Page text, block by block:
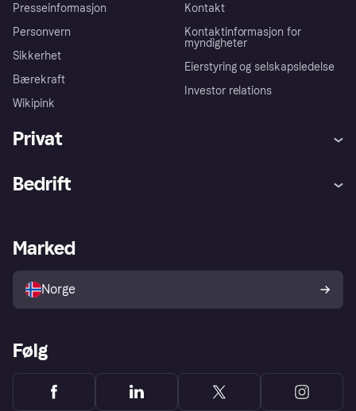
Presseinformasjon
Personvern
Sikkerhet
Bærekraft
Wikipink
Kontakt
Kontaktinformasjon for
myndigheter
Eierstyring og selskapsledelse
Investor relations
Privat
Utforsk butikker
Bedrift
Merchant portal
Marked
Norge
Følg